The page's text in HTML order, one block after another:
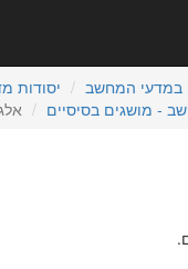
במדעי המחשב
יסודות
- מושגים בסיסיים